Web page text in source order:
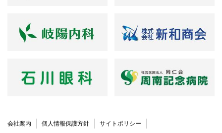
会社案内 個人情報保護方針 サイトポリシー